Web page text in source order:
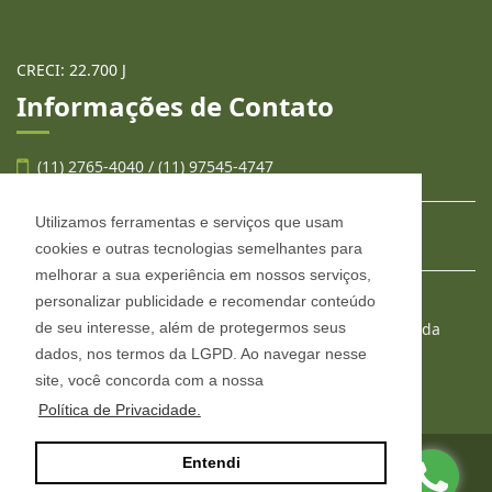
Utilizamos ferramentas e serviços que usam
cookies e outras tecnologias semelhantes para
melhorar a sua experiência em nossos serviços,
personalizar publicidade e recomendar conteúdo
de seu interesse, além de protegermos seus
dados, nos termos da LGPD. Ao navegar nesse
site, você concorda com a nossa
Política de Privacidade.
Entendi
CRECI: 22.700 J
Informações de Contato
(11) 2765-4040 / (11) 97545-4747
LLAFRAN NEGÓCIOS IMOBILIÁRIOS
Estr. São Francisco, 2008, conjunto 303, Jardim Wanda
Taboão da Serra - São Paulo
CEP: 06765-904
ImóvelOffice© - Todos os direitos reservados